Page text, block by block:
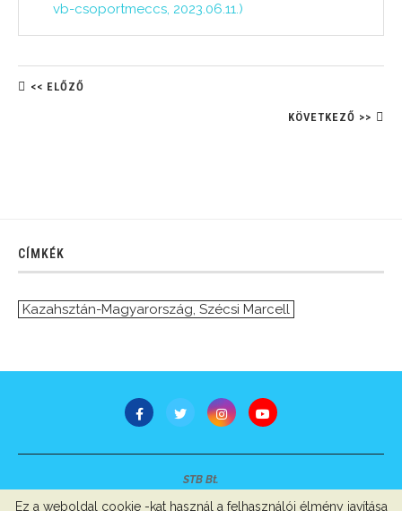
vb-csoportmeccs, 2023.06.11.)
<< ELŐZŐ
KÖVETKEZŐ >>
CÍMKÉK
Kazahsztán-Magyarország, Szécsi Marcell
STB Bt.
Ez a weboldal cookie -kat használ a felhasználói élmény javítása